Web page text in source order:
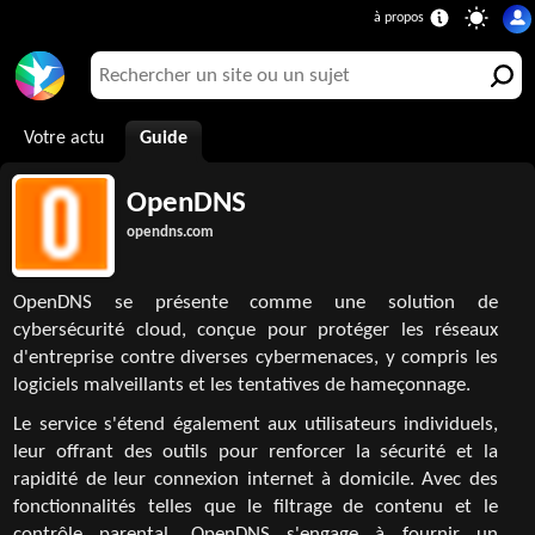
Votre actu Guide
OpenDNS
opendns.com
OpenDNS se présente comme une solution de
cybersécurité cloud, conçue pour protéger les réseaux
d'entreprise contre diverses cybermenaces, y compris les
logiciels malveillants et les tentatives de hameçonnage.
Le service s'étend également aux utilisateurs individuels,
leur offrant des outils pour renforcer la sécurité et la
rapidité de leur connexion internet à domicile. Avec des
fonctionnalités telles que le filtrage de contenu et le